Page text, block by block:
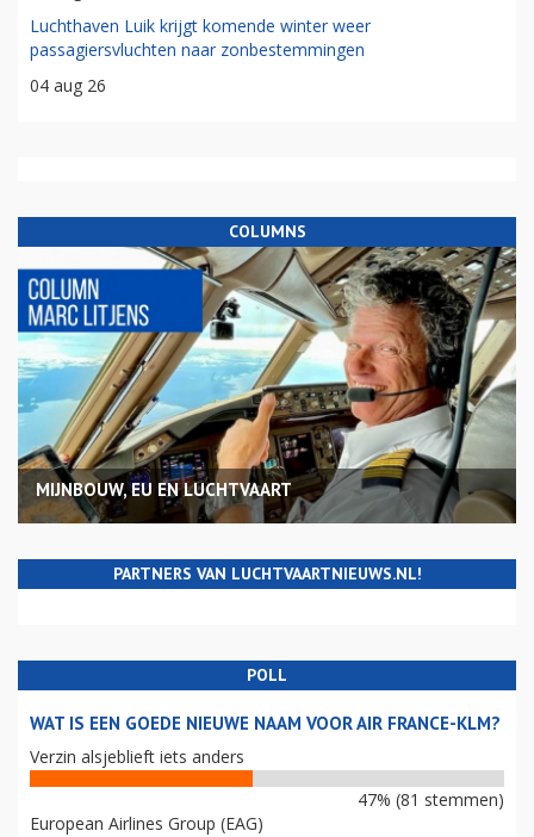
Luchthaven Luik krijgt komende winter weer
passagiersvluchten naar zonbestemmingen
04 aug 26
COLUMNS
MIJNBOUW, EU EN LUCHTVAART
PARTNERS VAN LUCHTVAARTNIEUWS.NL!
POLL
WAT IS EEN GOEDE NIEUWE NAAM VOOR AIR FRANCE-KLM?
Verzin alsjeblieft iets anders
47% (81 stemmen)
European Airlines Group (EAG)